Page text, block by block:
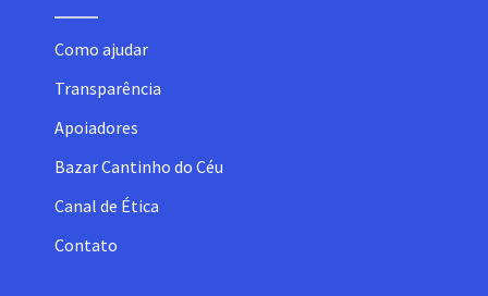
Como ajudar
Transparência
Apoiadores
Bazar Cantinho do Céu
Canal de Ética
Contato